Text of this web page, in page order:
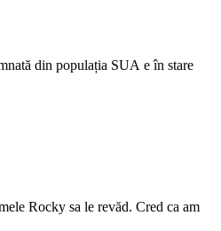
din populația SUA e în stare
Rocky sa le revăd. Cred ca am